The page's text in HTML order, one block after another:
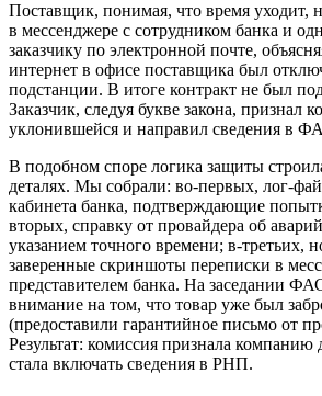
Поставщик, понимая, что время уходит,
в мессенджере с сотрудником банка и
заказчику по электронной почте,
интернет в офисе поставщика был
подстанции. В итоге контракт не был
Заказчик, следуя букве закона, признал
уклонившейся и направил сведения в
В подобном споре логика защиты
деталях. Мы собрали: во-первых, лог-
кабинета банка, подтверждающие
вторых, справку от провайдера об
указанием точного времени; в-третьих,
заверенные скриншоты переписки в
представителем банка. На заседании
внимание на том, что товар уже был
(предоставили гарантийное письмо от
Результат: комиссия признала компанию
стала включать сведения в РНП.